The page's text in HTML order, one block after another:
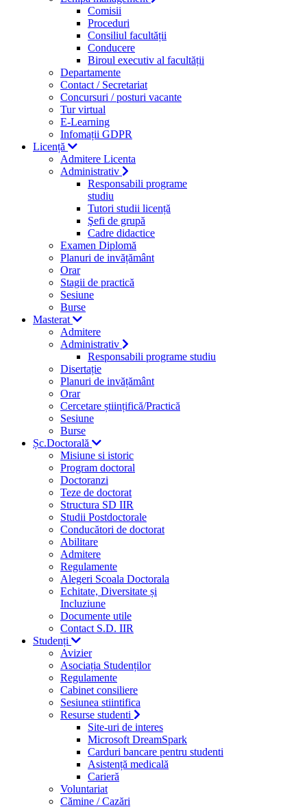
Comisii
Proceduri
Consiliul facultății
Conducere
Biroul executiv al facultății
Departamente
Contact / Secretariat
Concursuri / posturi vacante
Tur virtual
E-Learning
Infomații GDPR
Licență
Admitere Licenta
Administrativ
Responsabili programe
studiu
Tutori studii licență
Şefi de grupă
Cadre didactice
Examen Diplomă
Planuri de invățământ
Orar
Stagii de practică
Sesiune
Burse
Masterat
Admitere
Administrativ
Responsabili programe studiu
Disertație
Planuri de invățământ
Orar
Cercetare științifică/Practică
Sesiune
Burse
Șc.Doctorală
Misiune si istoric
Program doctoral
Doctoranzi
Teze de doctorat
Structura SD IIR
Studii Postdoctorale
Conducători de doctorat
Abilitare
Admitere
Regulamente
Alegeri Scoala Doctorala
Echitate, Diversitate și
Incluziune
Documente utile
Contact S.D. IIR
Studenți
Avizier
Asociația Studenților
Regulamente
Cabinet consiliere
Sesiunea stiintifica
Resurse studenti
Site-uri de interes
Microsoft DreamSpark
Carduri bancare pentru studenti
Asistență medicală
Carieră
Voluntariat
Cămine / Cazări